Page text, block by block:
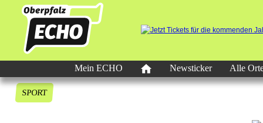
Mein ECHO Newsticker Alle
SPORT